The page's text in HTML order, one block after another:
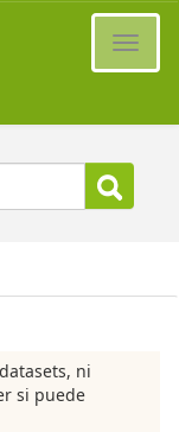
ni
si puede